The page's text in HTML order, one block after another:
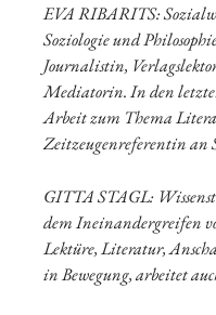
EVA RIBARITS:
Soziologie und
Journalistin,
Mediatorin. In den
Arbeit zum Thema
Zeitzeugenreferentin an
GITTA STAGL:
dem Ineinandergreifen
Lektüre, Literatur,
in Bewegung, arbeitet